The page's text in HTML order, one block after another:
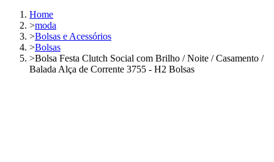
Home
>moda
>Bolsas e Acessórios
>Bolsas
>Bolsa Festa Clutch Social com Brilho / Noite / Casamento /
Balada Alça de Corrente 3755 - H2 Bolsas